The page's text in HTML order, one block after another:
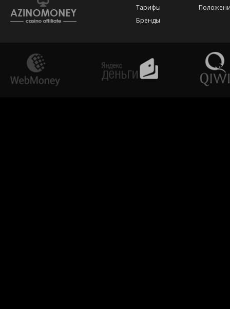
Тарифы
Бренды